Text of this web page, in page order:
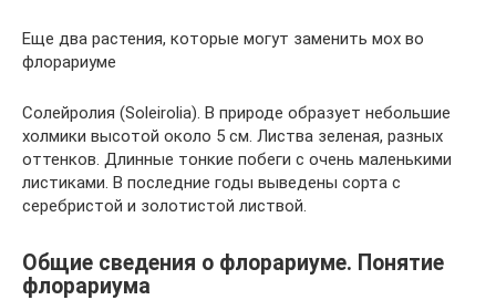
Еще два растения, которые могут заменить мох во
флорариуме
Солейролия (Soleirolia). В природе образует небольшие
холмики высотой около 5 см. Листва зеленая, разных
оттенков. Длинные тонкие побеги с очень маленькими
листиками. В последние годы выведены сорта с
серебристой и золотистой листвой.
Общие сведения о флорариуме. Понятие
флорариума